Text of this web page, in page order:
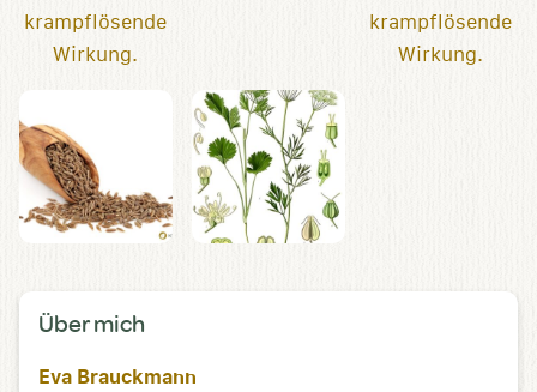
Über mich
Eva Brauckmann